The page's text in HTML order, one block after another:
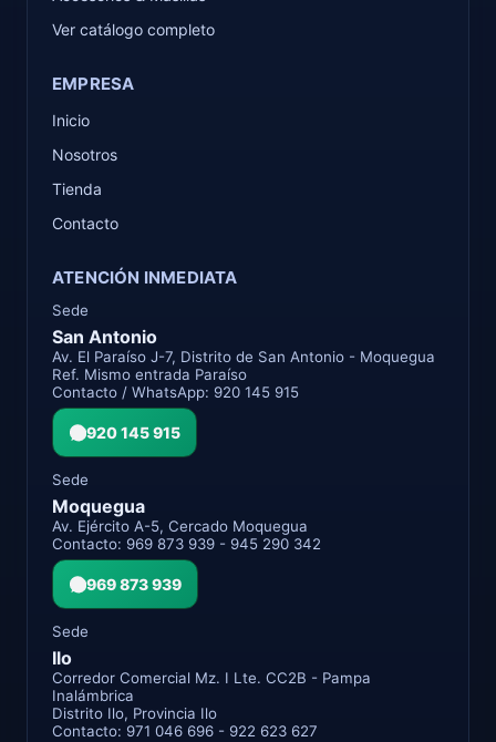
Ver catálogo completo
EMPRESA
Inicio
Nosotros
Tienda
Contacto
ATENCIÓN INMEDIATA
Sede
San Antonio
Av. El Paraíso J-7, Distrito de San Antonio - Moquegua
Ref. Mismo entrada Paraíso
Contacto / WhatsApp: 920 145 915
920 145 915
Sede
Moquegua
Av. Ejército A-5, Cercado Moquegua
Contacto: 969 873 939 - 945 290 342
969 873 939
Sede
Ilo
Corredor Comercial Mz. I Lte. CC2B - Pampa
Inalámbrica
Distrito Ilo, Provincia Ilo
Contacto: 971 046 696 - 922 623 627